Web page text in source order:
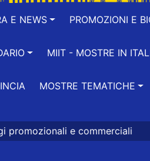
E NEWS PROMOZIONI E
MIIT - MOSTRE IN
MOSTRE TEMATICHE